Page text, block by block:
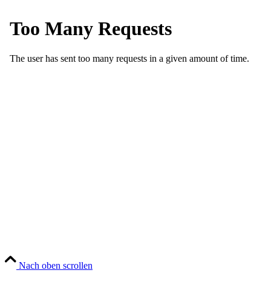
Nach oben scrollen